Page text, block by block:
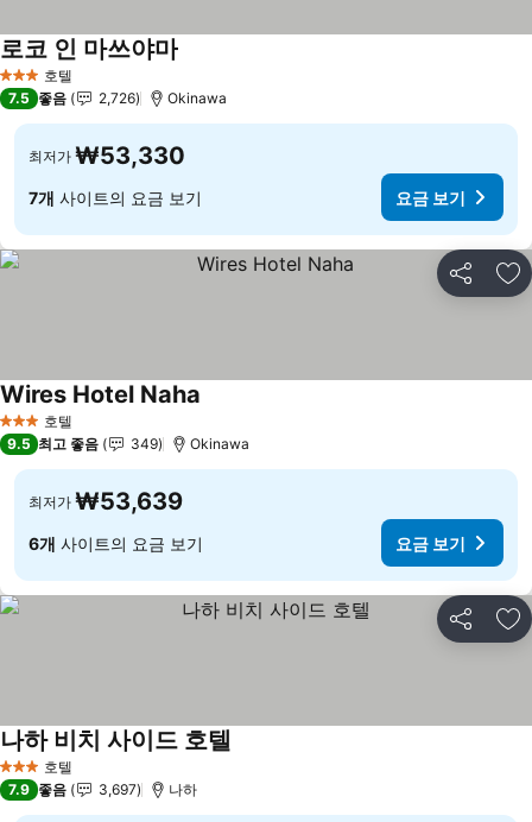
3 성급 호텔
로코 인 마쓰야마
7.5 좋음 2,726 Okinawa
최저가 ₩53,330
7개 사이트의 요금 보기 요금 보기
공유 즐
3 성급 호텔
Wires Hotel Naha
9.5 최고 좋음 349 Okinawa
최저가 ₩53,639
6개 사이트의 요금 보기 요금 보기
공유 즐
3 성급 호텔
나하 비치 사이드 호텔
7.9 좋음 3,697 나하